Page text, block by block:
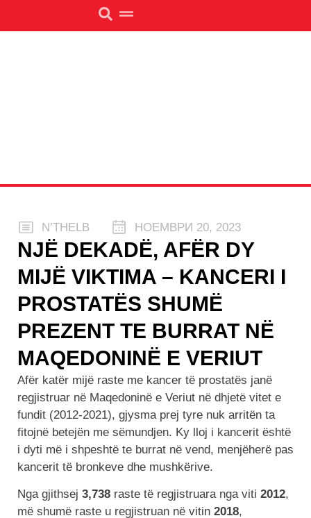
N’THELB НОЕМВРИ 20, 2023
NJË DEKADË, AFËR DY
MIJË VIKTIMA – KANCERI I
PROSTATËS SHUMË
PREZENT TE BURRAT NË
MAQEDONINË E VERIUT
Afër katër mijë raste me kancer të prostatës janë
regjistruar në Maqedoninë e Veriut në dhjetë vitet e
fundit (2012-2021), gjysma prej tyre nuk arritën ta
fitojnë betejën me sëmundjen. Ky lloj i kancerit është
i dyti më i shpeshtë te burrat në vend, menjëherë pas
kancerit të bronkeve dhe mushkërive.
Nga gjithsej 3,738 raste të regjistruara nga viti 2012,
më shumë raste u regjistruan në vitin 2018,